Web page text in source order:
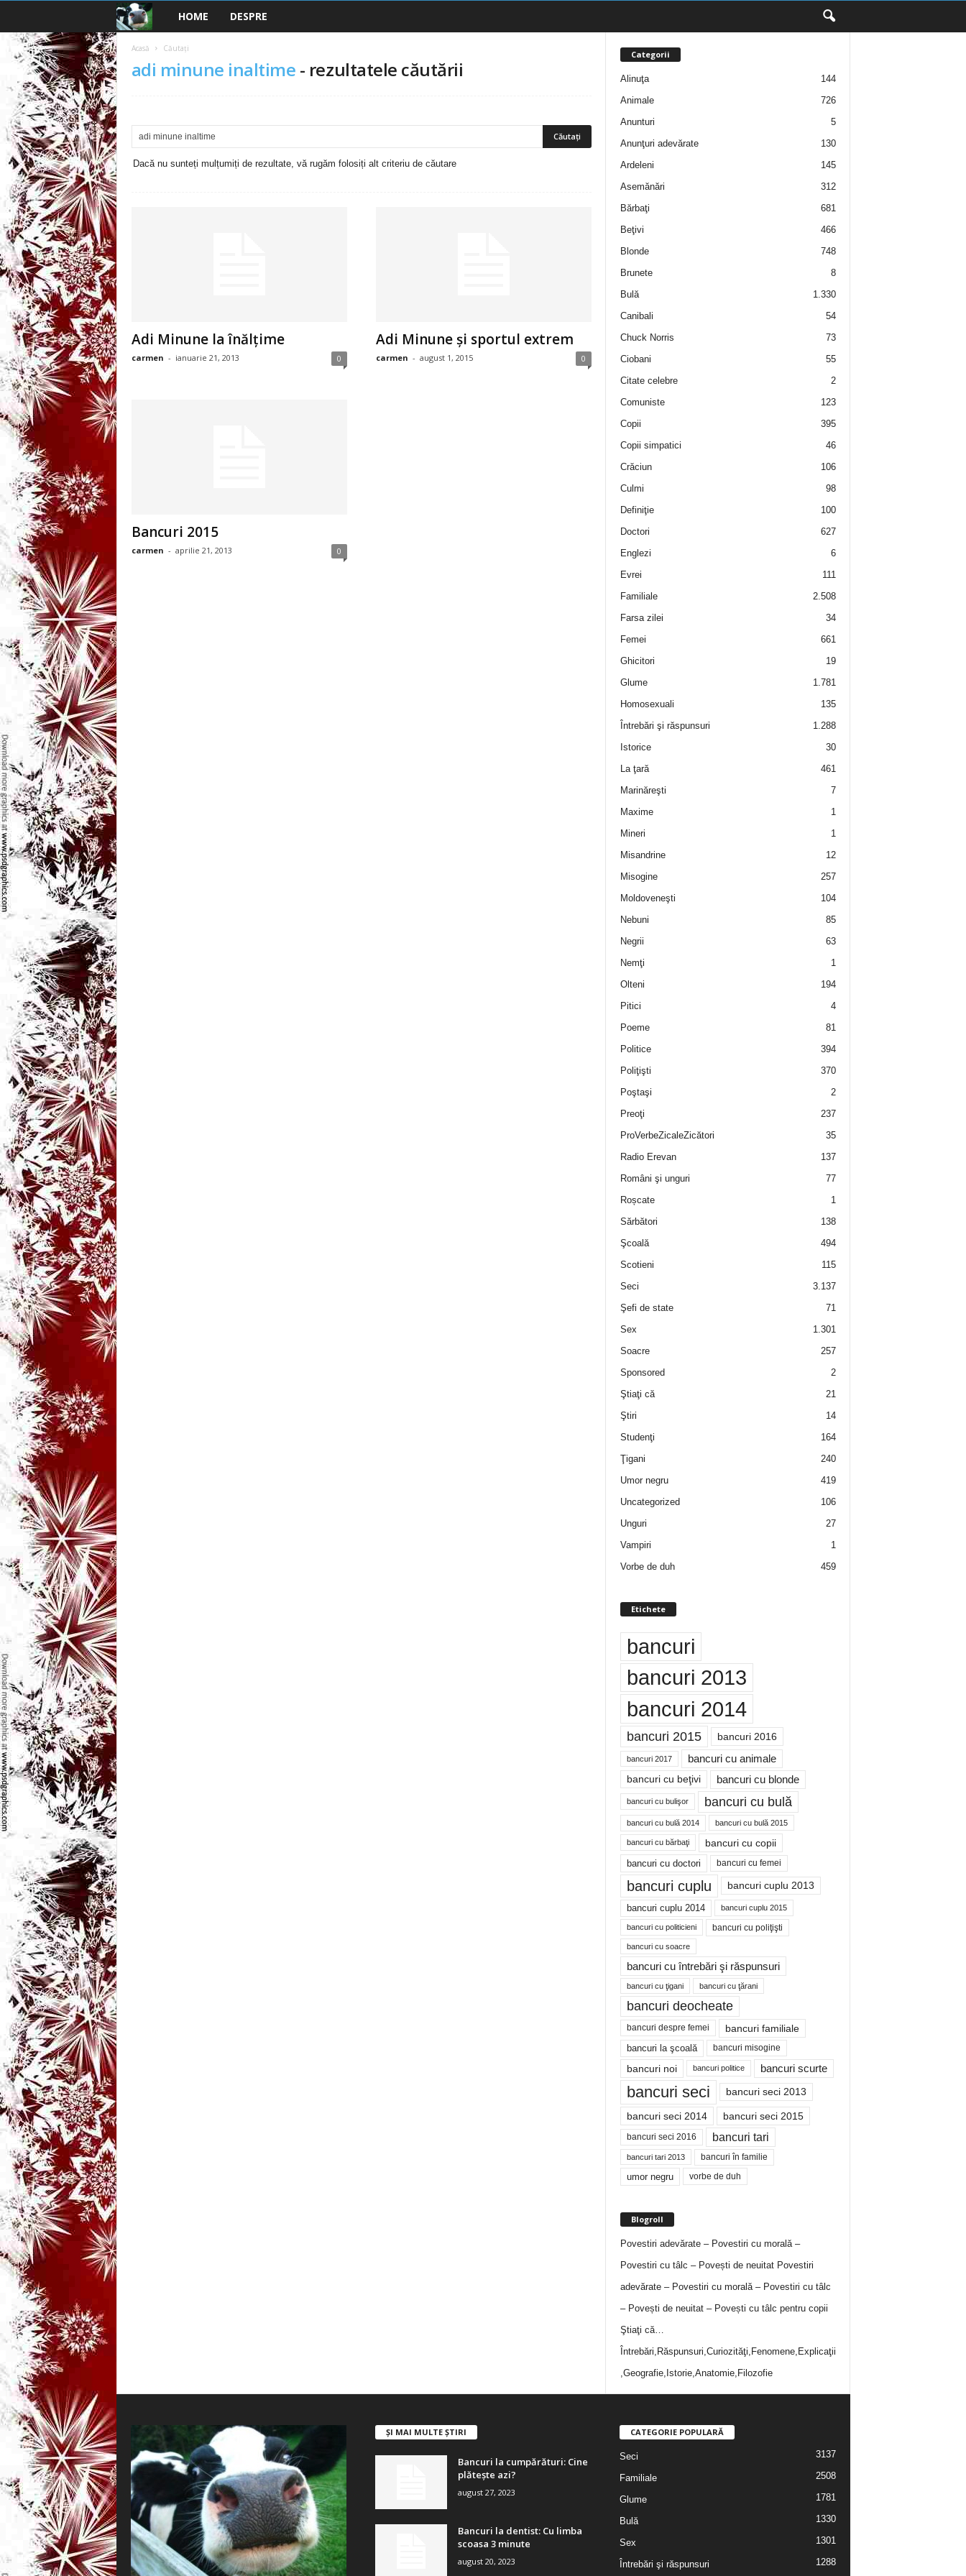
a
n
u
3
l
HOME DESPRE
Acasă Căutați
adi minune inaltime - rezultatele căutării
Dacă nu sunteți mulțumiți de rezultate, vă rugăm folosiți alt criteriu de căutare
Adi Minune la înălţime
carmen - ianuarie 21, 2013 0
Adi Minune şi sportul extrem
carmen - august 1, 2015 0
Bancuri 2015
carmen - aprilie 21, 2013 0
Categorii
Alinuţa
144
Animale
726
Anunturi
5
Anunţuri adevărate
130
Ardeleni
145
Asemănări
312
Bărbaţi
681
Beţivi
466
Blonde
748
Brunete
8
Bulă
1.330
Canibali
54
Chuck Norris
73
Ciobani
55
Citate celebre
2
Comuniste
123
Copii
395
Copii simpatici
46
Crăciun
106
Culmi
98
Definiţie
100
Doctori
627
Englezi
6
Evrei
111
Familiale
2.508
Farsa zilei
34
Femei
661
Ghicitori
19
Glume
1.781
Homosexuali
135
Întrebări şi răspunsuri
1.288
Istorice
30
La ţară
461
Marinăreşti
7
Maxime
1
Mineri
1
Misandrine
12
Misogine
257
Moldoveneşti
104
Nebuni
85
Negrii
63
Nemţi
1
Olteni
194
Pitici
4
Poeme
81
Politice
394
Poliţişti
370
Poştaşi
2
Preoţi
237
ProVerbeZicaleZicători
35
Radio Erevan
137
Români şi unguri
77
Roșcate
1
Sărbători
138
Şcoală
494
Scotieni
115
Seci
3.137
Şefi de state
71
Sex
1.301
Soacre
257
Sponsored
2
Ştiaţi că
21
Ştiri
14
Studenţi
164
Ţigani
240
Umor negru
419
Uncategorized
106
Unguri
27
Vampiri
1
Vorbe de duh
459
Etichete
bancuri
bancuri 2013
bancuri 2014
bancuri 2015 bancuri 2016
bancuri 2017 bancuri cu animale
bancuri cu beţivi bancuri cu blonde
bancuri cu bulişor bancuri cu bulă
bancuri cu bulă 2014 bancuri cu bulă 2015
bancuri cu bărbaţi bancuri cu copii
bancuri cu doctori bancuri cu femei
bancuri cuplu bancuri cuplu 2013
bancuri cuplu 2014 bancuri cuplu 2015
bancuri cu politicieni bancuri cu poliţişti
bancuri cu soacre
bancuri cu întrebări şi răspunsuri
bancuri cu ţigani bancuri cu ţărani
bancuri deocheate
bancuri despre femei bancuri familiale
bancuri la şcoală bancuri misogine
bancuri noi bancuri politice bancuri scurte
bancuri seci bancuri seci 2013
bancuri seci 2014 bancuri seci 2015
bancuri seci 2016 bancuri tari
bancuri tari 2013 bancuri în familie
umor negru vorbe de duh
Blogroll
Povestiri adevărate – Povestiri cu morală –
Povestiri cu tâlc – Povești de neuitatPovestiri
adevărate – Povestiri cu morală – Povestiri cu tâlc
– Povești de neuitat – Povești cu tâlc pentru copii
Ştiaţi că…
Întrebări,Răspunsuri,Curiozităţi,Fenomene,Explicaţii
,Geografie,Istorie,Anatomie,Filozofie
ȘI MAI MULTE ȘTIRI
Bancuri la cumpărături: Cine
plătește azi?
august 27, 2023
Bancuri la dentist: Cu limba
scoasa 3 minute
august 20, 2023
CATEGORIE POPULARĂ
Seci 3137
Familiale 2508
Glume 1781
Bulă 1330
Sex 1301
Întrebări şi răspunsuri 1288